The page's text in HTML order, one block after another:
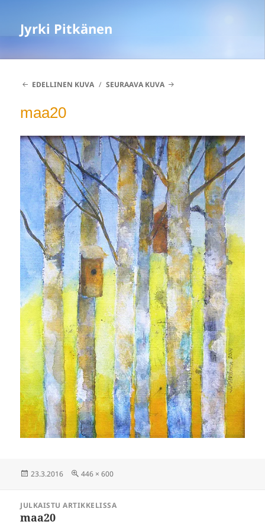
Jyrki Pitkänen
EDELLINEN KUVA SEURAAVA KUVA
maa20
Julkaistu
23.3.2016 Täysikokoinen
446 × 600
selaus
JULKAISTU ARTIKKELISSA
maa20